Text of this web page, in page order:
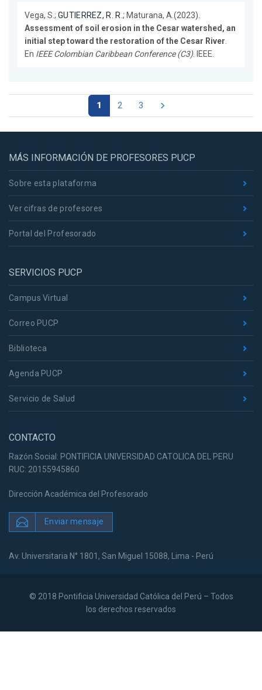
Vega, S.; GUTIERREZ, R. R.; Maturana, A.(2023).
Assessment of soil erosion in the Cesar watershed, an
initial step toward the restoration of the Cesar River.
En IEEE Colombian Caribbean Conference (C3). IEEE.
1 2 3
MÁS INFORMACIÓN DE PROFESORES PUCP
Sobre esta plataforma
Ver cifras de profesores
Portal del Profesorado
SERVICIOS PUCP
Campus Virtual
Correo PUCP
Biblioteca
Agenda PUCP
Servicio de Salud
CONTACTO
Razón Social: PONTIFICIA UNIVERSIDAD CATOLICA DEL PERU
RUC: 20155945860
Dirección Académica del Profesorado
Enviar mensaje
Av. Universitaria N° 1801, San Miguel 15088, Lima - Perú
© 2018 Pontificia Universidad Católica del Perú – Todos
los derechos reservados